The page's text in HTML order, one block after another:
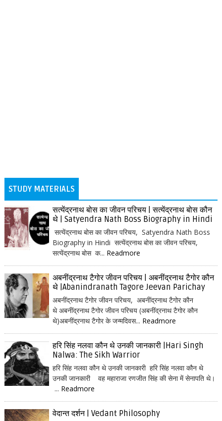
STUDY MATERIALS
सत्येंद्रनाथ बोस का जीवन परिचय | सत्येंद्रनाथ बोस कौन
थे | Satyendra Nath Boss Biography in Hindi
सत्येंद्रनाथ बोस का जीवन परिचय, Satyendra Nath Boss
Biography in Hindi सत्येंद्रनाथ बोस का जीवन परिचय,
सत्येंद्रनाथ बोस क... Readmore
अबनींद्रनाथ टैगोर जीवन परिचय | अबनींद्रनाथ टैगोर कौन
थे |Abanindranath Tagore Jeevan Parichay
अबनींद्रनाथ टैगोर जीवन परिचय, अबनींद्रनाथ टैगोर कौन
थे अबनींद्रनाथ टैगोर जीवन परिचय (अबनींद्रनाथ टैगोर कौन
थे)अबनींद्रनाथ टैगोर के जन्मदिवस... Readmore
हरि सिंह नलवा कौन थे उनकी जानकारी |Hari Singh
Nalwa: The Sikh Warrior
हरि सिंह नलवा कौन थे उनकी जानकारी हरि सिंह नलवा कौन थे
उनकी जानकारी वह महाराजा रणजीत सिंह की सेना में सेनापति थे।
... Readmore
वेदान्त दर्शन | Vedant Philosophy